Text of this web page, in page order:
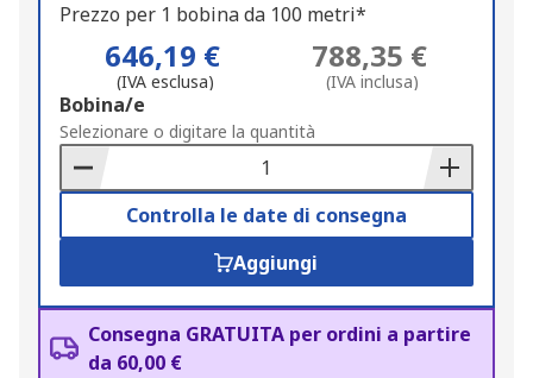
Prezzo per 1 bobina da 100 metri*
646,19 €
(IVA esclusa)
788,35 €
(IVA inclusa)
Add
to
Basket
Bobina/e
Selezionare o digitare la quantità
Controlla le date di consegna
Aggiungi
Consegna GRATUITA per ordini a partire
da 60,00 €